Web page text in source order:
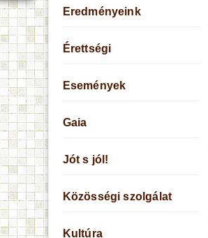
Eredményeink
Érettségi
Események
Gaia
Jót s jól!
Közösségi szolgálat
Kultúra